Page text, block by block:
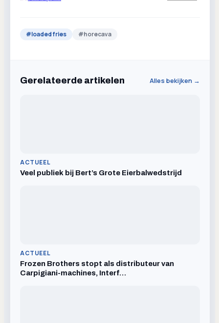
#loaded fries #horecava
Gerelateerde artikelen Alles bekijken →
ACTUEEL
Veel publiek bij Bert’s Grote Eierbalwedstrijd
ACTUEEL
Frozen Brothers stopt als distributeur van
Carpigiani-machines, Interf…